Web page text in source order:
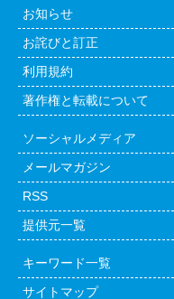
お知らせ
お詫びと訂正
利用規約
著作権と転載について
ソーシャルメディア
メールマガジン
RSS
提供元一覧
キーワード一覧
サイトマップ